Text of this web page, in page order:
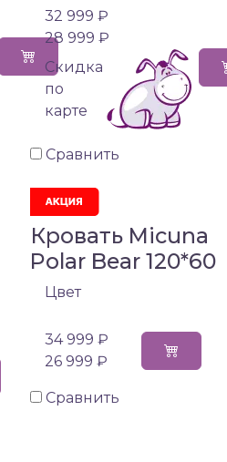
32 999 ₽
28 999 ₽
Cкидка
по
карте
Сравнить
Кровать Micuna
Polar Bear 120*60
Цвет
34 999 ₽
26 999 ₽
Сравнить